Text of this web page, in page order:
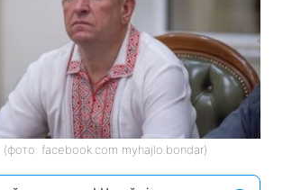
facebook.com myhajlo.bondar)